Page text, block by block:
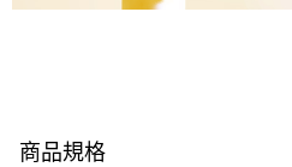
商品規格